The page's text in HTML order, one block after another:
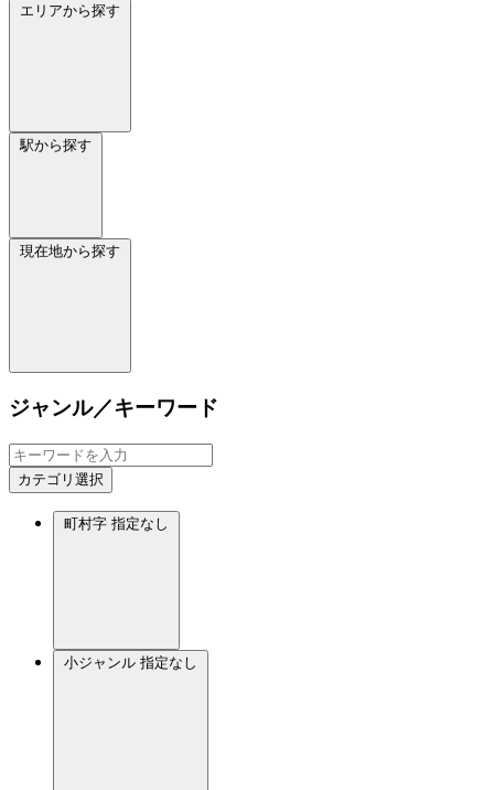
エリアから探す
駅から探す
現在地から探す
ジャンル／キーワード
カテゴリ選択
町村字 指定なし
小ジャンル 指定なし